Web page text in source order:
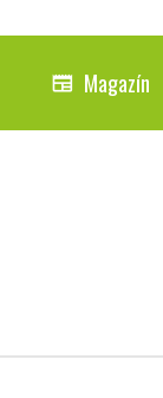
newspaper Magazín